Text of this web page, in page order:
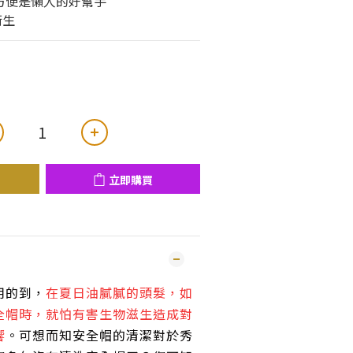
立即購買
到， 在夏日油膩膩的頭髮，如
時，就怕有害生物滋生造成對
。可想而知安全帽的清潔對於秀